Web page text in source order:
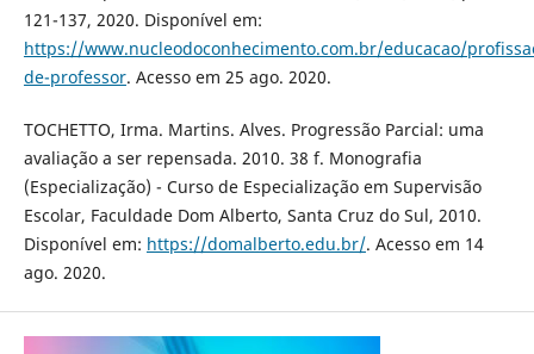
121-137, 2020. Disponível em:
https://www.nucleodoconhecimento.com.br/educacao/
de-professor. Acesso em 25 ago. 2020.
TOCHETTO, Irma. Martins. Alves. Progressão Parcial: uma
avaliação a ser repensada. 2010. 38 f. Monografia
(Especialização) - Curso de Especialização em Supervisão
Escolar, Faculdade Dom Alberto, Santa Cruz do Sul, 2010.
Disponível em: https://domalberto.edu.br/. Acesso em 14
ago. 2020.